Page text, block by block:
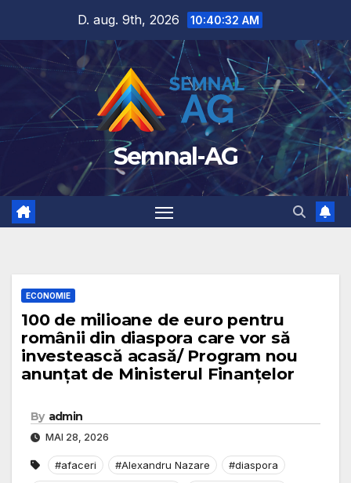
content
D. aug. 9th, 2026 10:40:33 AM
Semnal-AG
ECONOMIE
100 de milioane de euro pentru
românii din diaspora care vor să
investească acasă/ Program nou
anunțat de Ministerul Finanțelor
By admin
MAI 28, 2026
#afaceri #Alexandru Nazare
#diaspora